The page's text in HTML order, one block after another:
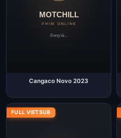
Cangaco Novo 2023
FULL VIETSUB